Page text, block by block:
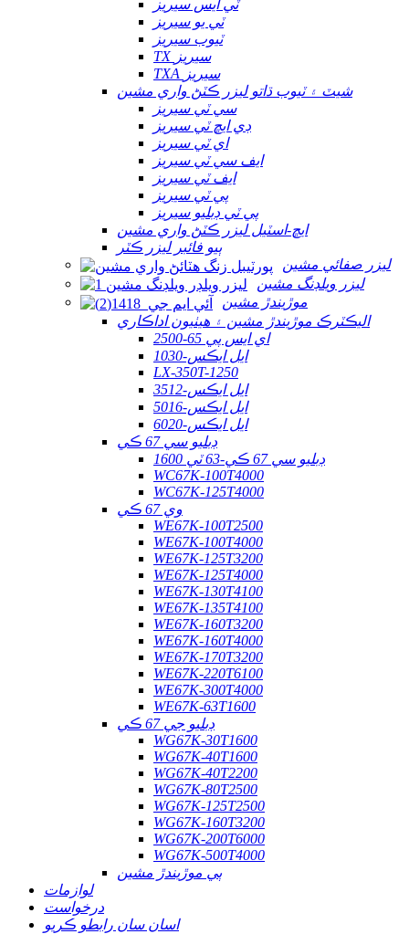
ٽي ايس سيريز
ٽي يو سيريز
ٽيوب سيريز
TX سيريز
TXA سيريز
شيٽ ۽ ٽيوب ڌاتو ليزر ڪٽڻ واري مشين
سي ٽي سيريز
ڊي ايڇ ٽي سيريز
اي ٽي سيريز
ايف سي ٽي سيريز
ايف ٽي سيريز
پي ٽي سيريز
پي ٽي ڊبليو سيريز
ايڇ-اسٽيل ليزر ڪٽڻ واري مشين
ٻيو فائبر ليزر ڪٽر
ليزر صفائي مشين
ليزر ويلڊنگ مشين
موڙيندڙ مشين
اليڪٽرڪ موڙيندڙ مشين ۽ هيٺيون اداڪاري
اي ايس پي 65-2500
ايل ايڪس-1030
LX-350T-1250
ايل ايڪس-3512
ايل ايڪس-5016
ايل ايڪس-6020
ڊبليو سي 67 ڪي
ڊبليو سي 67 ڪي-63 ٽي 1600
WC67K-100T4000
WC67K-125T4000
وي 67 ڪي
WE67K-100T2500
WE67K-100T4000
WE67K-125T3200
WE67K-125T4000
WE67K-130T4100
WE67K-135T4100
WE67K-160T3200
WE67K-160T4000
WE67K-170T3200
WE67K-220T6100
WE67K-300T4000
WE67K-63T1600
ڊبليو جي 67 ڪي
WG67K-30T1600
WG67K-40T1600
WG67K-40T2200
WG67K-80T2500
WG67K-125T2500
WG67K-160T3200
WG67K-200T6000
WG67K-500T4000
ٻي موڙيندڙ مشين
لوازمات
درخواست
اسان سان رابطو ڪريو